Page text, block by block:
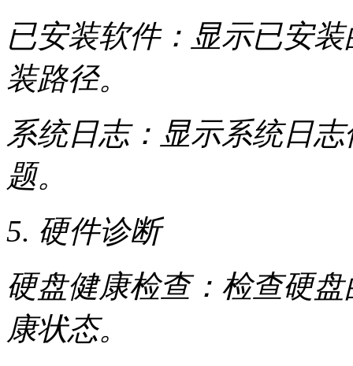
已安装软件：显示已安
装路径。
系统日志：显示系统日
题。
5. 硬件诊断
硬盘健康检查：检查硬
康状态。